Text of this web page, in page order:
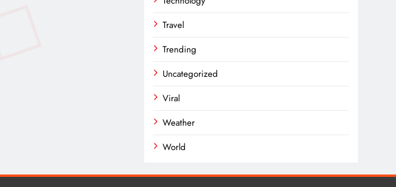
Travel
Trending
Uncategorized
Viral
Weather
World